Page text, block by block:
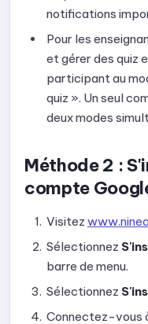
examens
Guide pour
Guide pour copier
Guide pour
bibliothèque
questions
notifications
Pour les
et gérer des quiz
participant au
quiz ». Un seul
deux modes
Méthode 2 :
compte
Visitez
Sélectionnez
barre de menu.
Sélectionnez
Connectez-vous